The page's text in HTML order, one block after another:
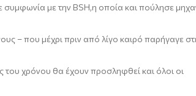
συμφωνία με την BSH,η οποία και πούλησε
–που μέχρι πριν από λίγο καιρό παρήγαγε
του χρόνου θα έχουν προσληφθεί και όλοι οι